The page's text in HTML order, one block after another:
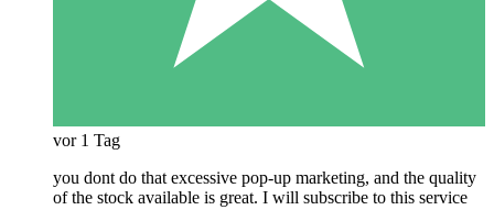
vor 1 Tag
you dont do that excessive pop-up marketing, and the quality
of the stock available is great. I will subscribe to this service